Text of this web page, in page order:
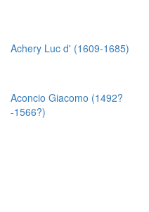
Achery Luc d' (1609-1685)
Aconcio Giacomo (1492?
-1566?)